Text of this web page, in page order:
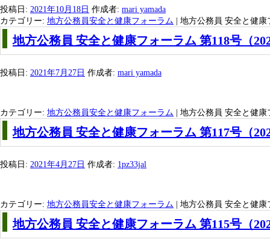
投稿日: 2021年10月18日 作成者: mari yamada
カテゴリー: 地方公務員安全と健康フォーラム 地方公務員 安全と健康
地方公務員 安全と健康フォーラム 第118号（
投稿日: 2021年7月27日 作成者: mari yamada
カテゴリー: 地方公務員安全と健康フォーラム 地方公務員 安全と健康
地方公務員 安全と健康フォーラム 第117号（
投稿日: 2021年4月27日 作成者: 1pz33jal
カテゴリー: 地方公務員安全と健康フォーラム 地方公務員 安全と健康
地方公務員 安全と健康フォーラム 第115号（